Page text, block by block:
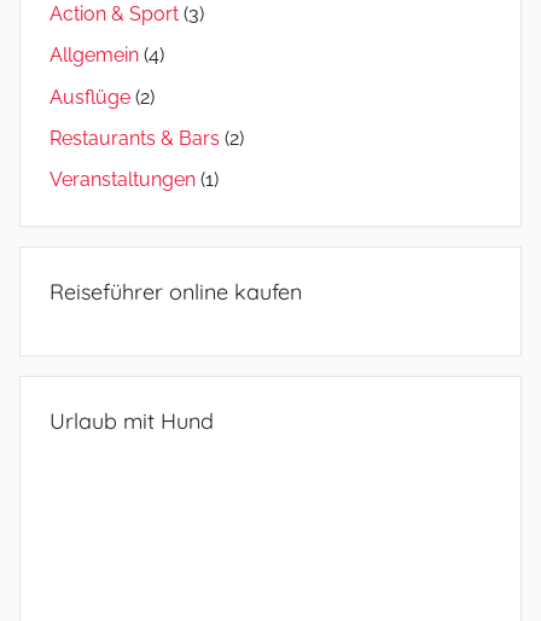
Action & Sport (3)
Allgemein (4)
Ausflüge (2)
Restaurants & Bars (2)
Veranstaltungen (1)
Reiseführer online kaufen
Urlaub mit Hund